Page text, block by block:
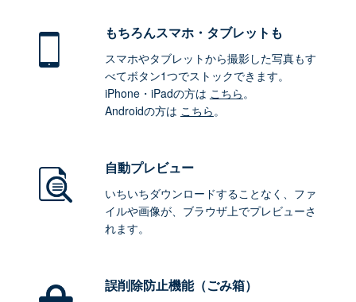
もちろんスマホ・タブレットも
スマホやタブレットから撮影した写真もす
べてボタン1つでストックできます。
iPhone・iPadの方は こちら。
Androidの方は こちら。
自動プレビュー
いちいちダウンロードすることなく、ファ
イルや画像が、ブラウザ上でプレビューさ
れます。
誤削除防止機能（ごみ箱）